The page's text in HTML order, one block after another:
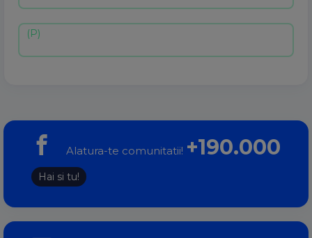
Alatura-te comunitatii! +190.000
Hai si tu!